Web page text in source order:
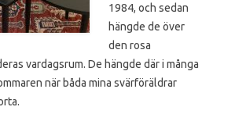
1984, och sedan
hängde de över
den rosa
vardagsrum. De hängde där i många
när båda mina svärföräldrar